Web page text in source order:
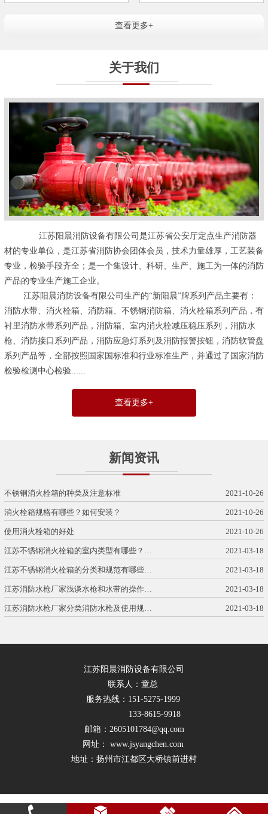
查看更多+
关于我们
江苏阳晨消防设备有限公司是江苏省公安厅定点生产消防器
材的专业单位，是江苏省消防协会团体会员，技术力量雄厚，工艺装备
专业，检验手段齐全；是一个集设计、科研、生产、施工为一体的消防
产品的专业生产施工企业。
江苏阳晨消防设备有限公司生产的“新阳晨”牌系列产品主要有：
消防水带、消火栓箱、消防箱、不锈钢消防箱、消火栓箱系列产品，有
衬里消防水带系列产品，消防箱、室内消火栓减压稳压系列，消防水
枪、消防接口系列产品，消防应急灯系列及消防报警按钮，消防软管盘
系列产品等，全部按照国家国标准和行业标准生产，并通过了 国家消防
检验检测中心检验......
查看更多+
新闻资讯
不锈钢消火栓箱的种类及注意标准 2021-10-26
消火栓箱规格有哪些？如何安装？ 2021-10-26
使用消火栓箱的好处 2021-10-26
江苏不锈钢消火栓箱的室内类型有哪些？… 2021-03-18
江苏不锈钢消火栓箱的分类和规范有哪些… 2021-03-18
江苏消防水枪厂家浅谈水枪和水带的操作… 2021-03-18
江苏消防水枪厂家分类消防水枪及使用规… 2021-03-18
江苏阳晨消防设备有限公司
联系人：童总
服务热线：151-5275-1999
133-8615-9918
邮箱：2605101784@qq.com
网址： www.jsyangchen.com
地址：扬州市江都区大桥镇前进村